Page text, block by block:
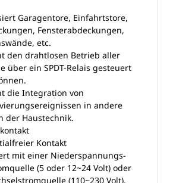
Garagentore, Einfahrtstore,
Fensterabdeckungen,
etc.
den drahtlosen Betrieb aller
über ein SPDT-Relais gesteuert
die Integration von
in andere
der Haustechnik.
Kontakt
mit einer Niederspannungs-
(5 oder 12~24 Volt) oder
(110~230 Volt).